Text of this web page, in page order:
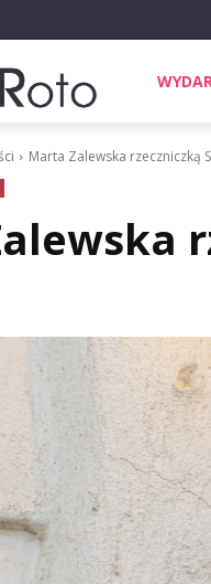
Marta Zalewska rzeczniczką